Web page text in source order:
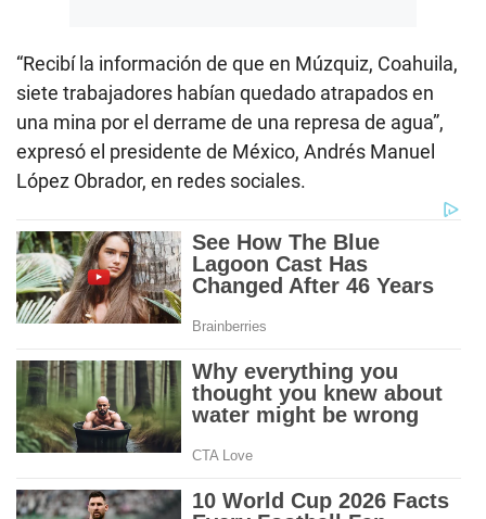
“Recibí la información de que en Múzquiz, Coahuila,
siete trabajadores habían quedado atrapados en
una mina por el derrame de una represa de agua”,
expresó el presidente de México, Andrés Manuel
López Obrador, en redes sociales.